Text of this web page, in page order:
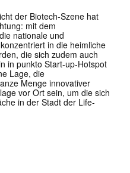
der Biotech-Szene hat
mit dem
nationale und
in die heimliche
die sich zudem auch
in punkto Start-up-Hotspot
Lage, die
Menge innovativer
vor Ort sein, um die sich
in der Stadt der Life-